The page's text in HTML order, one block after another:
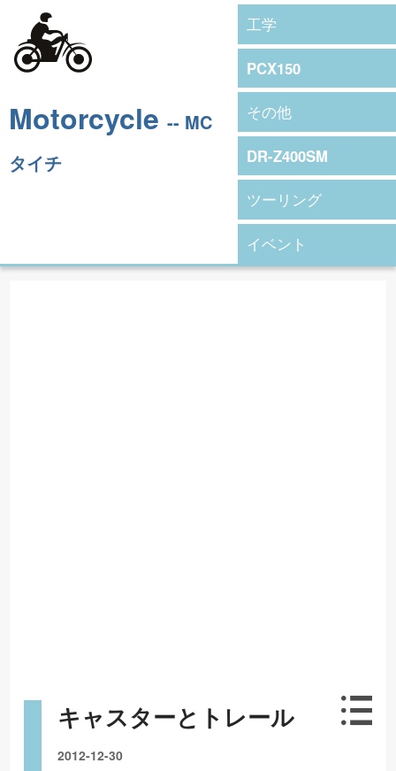
Motorcycle -- MC
タイチ
工学
PCX150
その他
DR-Z400SM
ツーリング
イベント
キャスターとトレール
2012-12-30